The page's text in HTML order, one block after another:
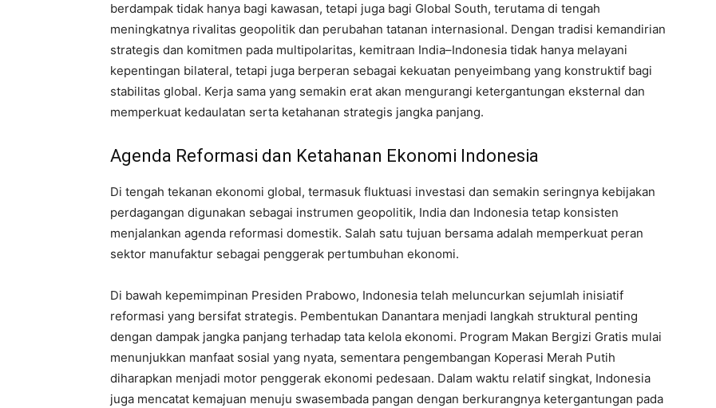
berdampak tidak hanya bagi kawasan, tetapi juga bagi Global South, terutama di tengah
meningkatnya rivalitas geopolitik dan perubahan tatanan internasional. Dengan tradisi kemandirian
strategis dan komitmen pada multipolaritas, kemitraan India–Indonesia tidak hanya melayani
kepentingan bilateral, tetapi juga berperan sebagai kekuatan penyeimbang yang konstruktif bagi
stabilitas global. Kerja sama yang semakin erat akan mengurangi ketergantungan eksternal dan
memperkuat kedaulatan serta ketahanan strategis jangka panjang.
Agenda Reformasi dan Ketahanan Ekonomi Indonesia
Di tengah tekanan ekonomi global, termasuk fluktuasi investasi dan semakin seringnya kebijakan
perdagangan digunakan sebagai instrumen geopolitik, India dan Indonesia tetap konsisten
menjalankan agenda reformasi domestik. Salah satu tujuan bersama adalah memperkuat peran
sektor manufaktur sebagai penggerak pertumbuhan ekonomi.
Di bawah kepemimpinan Presiden Prabowo, Indonesia telah meluncurkan sejumlah inisiatif
reformasi yang bersifat strategis. Pembentukan Danantara menjadi langkah struktural penting
dengan dampak jangka panjang terhadap tata kelola ekonomi. Program Makan Bergizi Gratis mulai
menunjukkan manfaat sosial yang nyata, sementara pengembangan Koperasi Merah Putih
diharapkan menjadi motor penggerak ekonomi pedesaan. Dalam waktu relatif singkat, Indonesia
juga mencatat kemajuan menuju swasembada pangan dengan berkurangnya ketergantungan pada